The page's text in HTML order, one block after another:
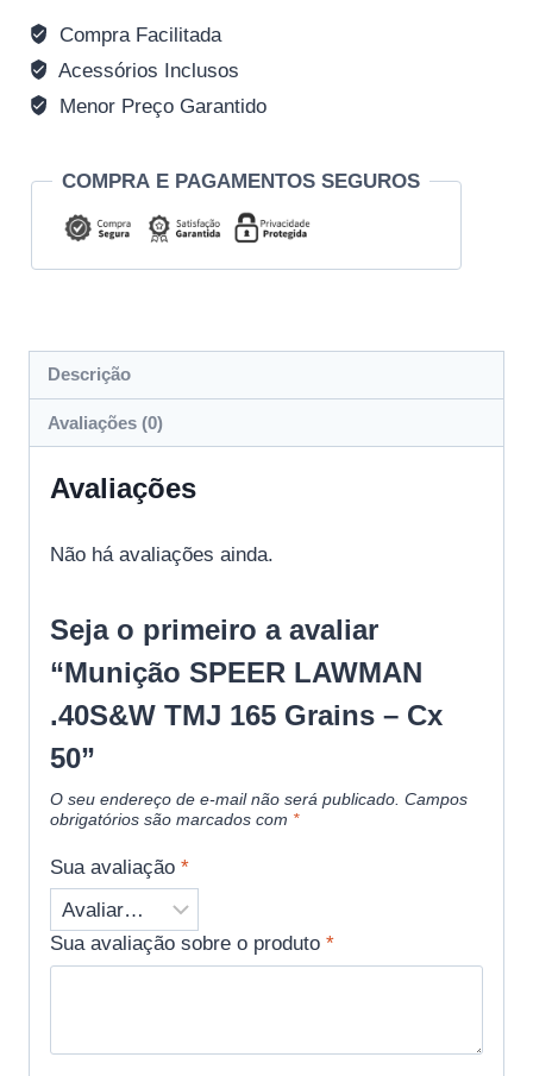
Compra Facilitada
Acessórios Inclusos
Menor Preço Garantido
COMPRA E PAGAMENTOS SEGUROS
Descrição
Avaliações (0)
Avaliações
Não há avaliações ainda.
Seja o primeiro a avaliar
“Munição SPEER LAWMAN
.40S&W TMJ 165 Grains – Cx
50”
O seu endereço de e-mail não será publicado. Campos
obrigatórios são marcados com *
Sua avaliação *
Sua avaliação sobre o produto *